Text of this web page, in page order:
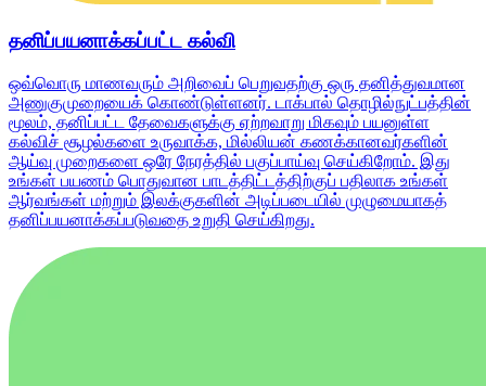
தனிப்பயனாக்கப்பட்ட கல்வி
ஒவ்வொரு மாணவரும் அறிவைப் பெறுவதற்கு ஒரு தனித்துவமான
அணுகுமுறையைக் கொண்டுள்ளனர். டாக்பால் தொழில்நுட்பத்தின்
மூலம், தனிப்பட்ட தேவைகளுக்கு ஏற்றவாறு மிகவும் பயனுள்ள
கல்விச் சூழல்களை உருவாக்க, மில்லியன் கணக்கானவர்களின்
ஆய்வு முறைகளை ஒரே நேரத்தில் பகுப்பாய்வு செய்கிறோம். இது
உங்கள் பயணம் பொதுவான பாடத்திட்டத்திற்குப் பதிலாக உங்கள்
ஆர்வங்கள் மற்றும் இலக்குகளின் அடிப்படையில் முழுமையாகத்
தனிப்பயனாக்கப்படுவதை உறுதி செய்கிறது.